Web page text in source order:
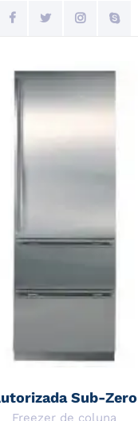
Sub-Zero
Freezer de coluna